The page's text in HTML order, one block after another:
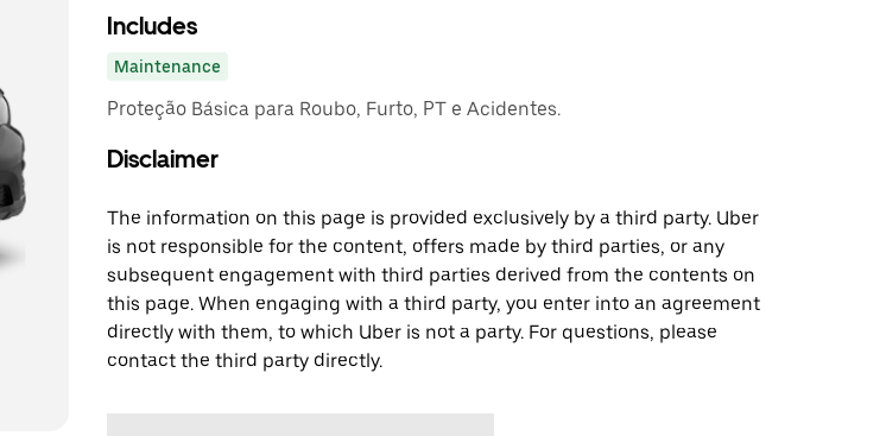
Includes
Maintenance
Proteção Básica para Roubo, Furto, PT e Acidentes.
Disclaimer
The information on this page is provided exclusively by a third party. Uber
is not responsible for the content, offers made by third parties, or any
subsequent engagement with third parties derived from the contents on
this page. When engaging with a third party, you enter into an agreement
directly with them, to which Uber is not a party. For questions, please
contact the third party directly.